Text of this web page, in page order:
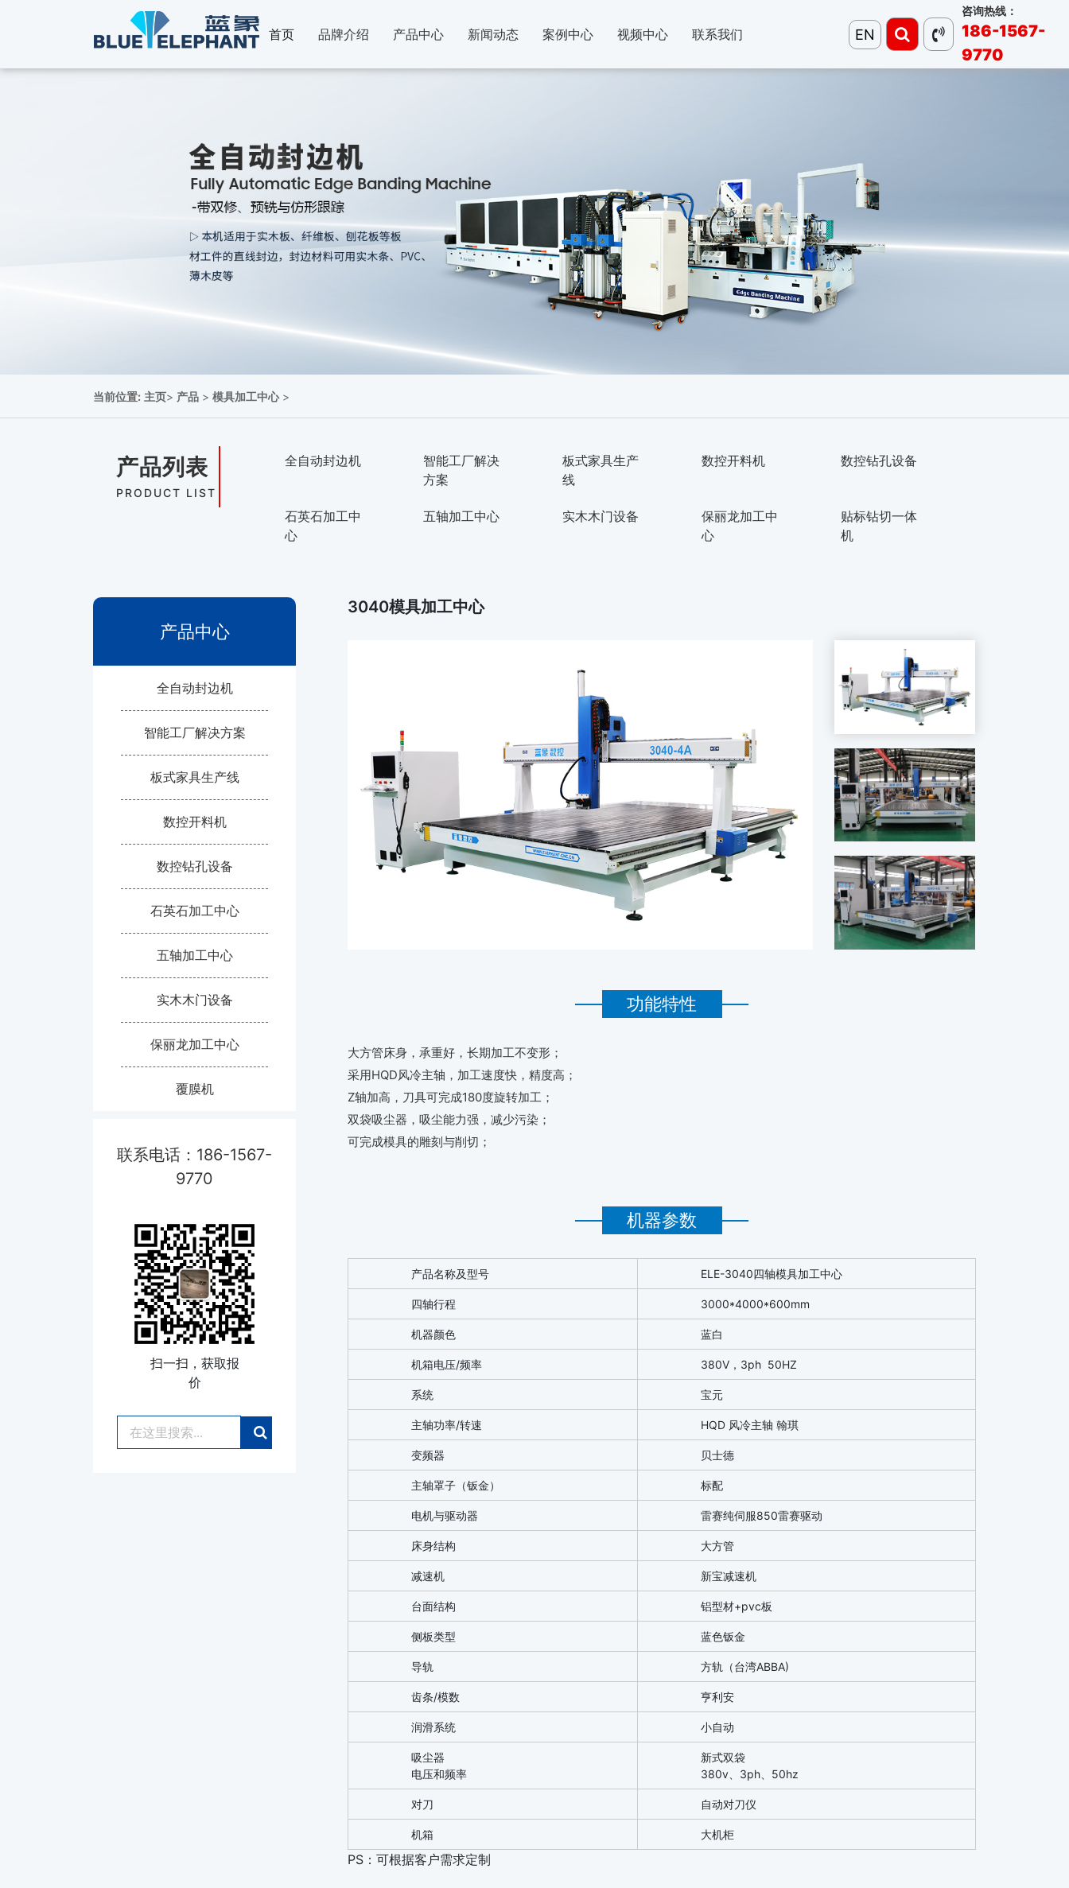
首页 品牌介绍 产品中心 新闻动态 案例中心 视频中心 联系我们 EN
咨询热线：
186-1567-
9770
当前位置: 主页> 产品 > 模具加工中心>
产品列表
PRODUCT LIST
全自动封边机
智能工厂解决
方案
板式家具生产
线
数控开料机 数控钻孔设备
石英石加工中
心
五轴加工中心 实木木门设备
保丽龙加工中
心
贴标钻切一体
机
产品中心
全自动封边机
智能工厂解决方案
板式家具生产线
数控开料机
数控钻孔设备
石英石加工中心
五轴加工中心
实木木门设备
保丽龙加工中心
覆膜机
联系电话：186-1567-
9770
扫一扫，获取报
价
3040模具加工中心
功能特性
大方管床身，承重好，长期加工不变形；
采用HQD风冷主轴，加工速度快，精度高；
Z轴加高，刀具可完成180度旋转加工；
双袋吸尘器，吸尘能力强，减少污染；
可完成模具的雕刻与削切；
机器参数
产品名称及型号 ELE-3040四轴模具加工中心
四轴行程 3000*4000*600mm
机器颜色 蓝白
机箱电压/频率 380V，3ph 50HZ
系统 宝元
主轴功率/转速 HQD 风冷主轴 翰琪
变频器 贝士德
主轴罩子（钣金） 标配
电机与驱动器 雷赛纯伺服850雷赛驱动
床身结构 大方管
减速机 新宝减速机
台面结构 铝型材+pvc板
侧板类型 蓝色钣金
导轨 方轨（台湾ABBA)
齿条/模数 亨利安
润滑系统 小自动
吸尘器
电压和频率
新式双袋
380v、3ph、50hz
对刀 自动对刀仪
机箱 大机柜
PS：可根据客户需求定制